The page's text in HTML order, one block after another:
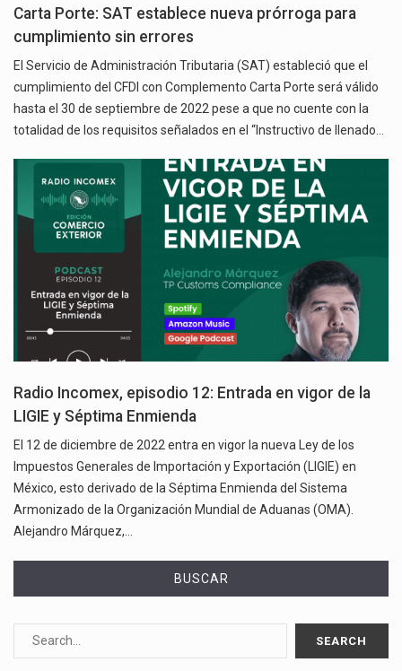
Carta Porte: SAT establece nueva prórroga para
cumplimiento sin errores
El Servicio de Administración Tributaria (SAT) estableció que el
cumplimiento del CFDI con Complemento Carta Porte será válido
hasta el 30 de septiembre de 2022 pese a que no cuente con la
totalidad de los requisitos señalados en el “Instructivo de llenado…
Radio Incomex, episodio 12: Entrada en vigor de la
LIGIE y Séptima Enmienda
El 12 de diciembre de 2022 entra en vigor la nueva Ley de los
Impuestos Generales de Importación y Exportación (LIGIE) en
México, esto derivado de la Séptima Enmienda del Sistema
Armonizado de la Organización Mundial de Aduanas (OMA).
Alejandro Márquez,…
BUSCAR